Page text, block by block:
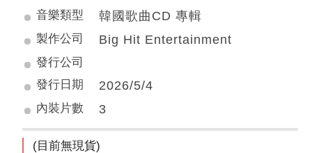
音樂類型 韓國歌曲CD 專輯
製作公司 Big Hit Entertainment
發行公司
發行日期
2026/5/4
內裝片數 3
(目前無現貨)